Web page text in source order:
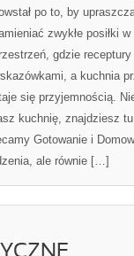
po to, by
zwykłe posiłki
gdzie
a kuchnia
się przyjemnością.
kuchnię, znajdziesz
Gotowanie i
ale równie […]